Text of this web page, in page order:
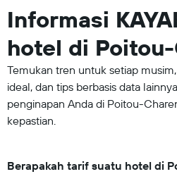
Informasi
hotel di
Temukan tren untuk setiap
ideal, dan tips berbasis data
penginapan Anda di Poitou-
kepastian.
Berapakah tarif suatu hotel di